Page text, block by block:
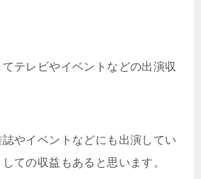
テレビやイベントなどの出演収
やイベントなどにも出演してい
ての収益もあると思います。